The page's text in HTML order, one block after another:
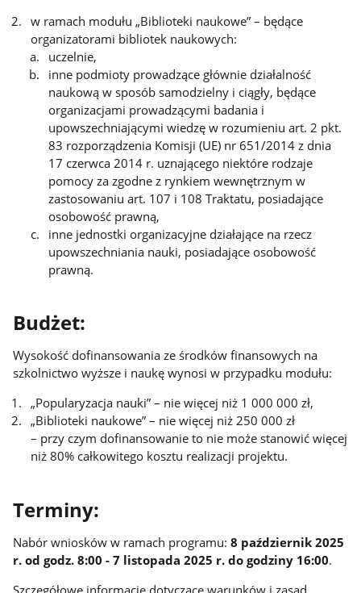
w ramach modułu „Biblioteki naukowe” – będące
organizatorami bibliotek naukowych:
uczelnie,
inne podmioty prowadzące głównie działalność
naukową w sposób samodzielny i ciągły, będące
organizacjami prowadzącymi badania i
upowszechniającymi wiedzę w rozumieniu art. 2 pkt.
83 rozporządzenia Komisji (UE) nr 651/2014 z dnia
17 czerwca 2014 r. uznającego niektóre rodzaje
pomocy za zgodne z rynkiem wewnętrznym w
zastosowaniu art. 107 i 108 Traktatu, posiadające
osobowość prawną,
inne jednostki organizacyjne działające na rzecz
upowszechniania nauki, posiadające osobowość
prawną.
Budżet:
Wysokość dofinansowania ze środków finansowych na
szkolnictwo wyższe i naukę wynosi w przypadku modułu:
„Popularyzacja nauki” – nie więcej niż 1 000 000 zł,
„Biblioteki naukowe” – nie więcej niż 250 000 zł
– przy czym dofinansowanie to nie może stanowić więcej
niż 80% całkowitego kosztu realizacji projektu.
Terminy:
Nabór wniosków w ramach programu:8 październik 2025
r. od godz. 8:00 - 7 listopada 2025 r. do godziny 16:00.
Szczegółowe informacje dotyczące warunków i zasad